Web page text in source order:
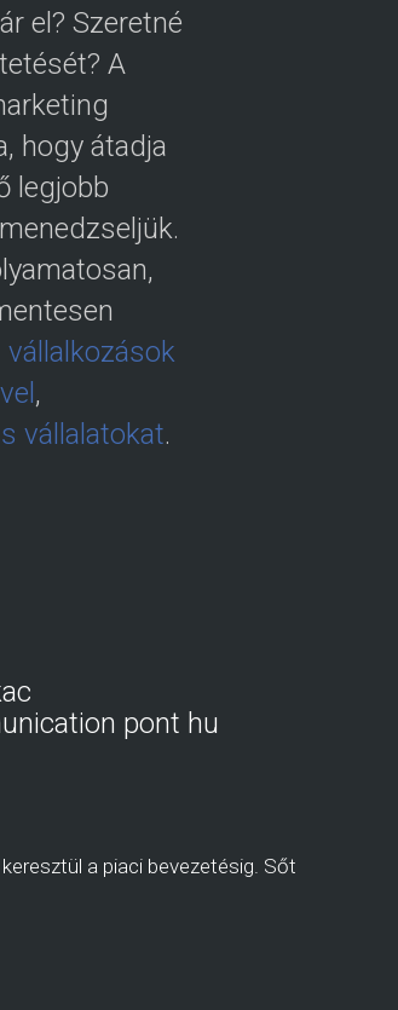
el? Szeretné
A
hogy átadja
legjobb
vállalkozások
,
vállalatokat.
pont hu
a piaci bevezetésig. Sőt